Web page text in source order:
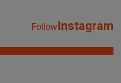
FollowInstagram